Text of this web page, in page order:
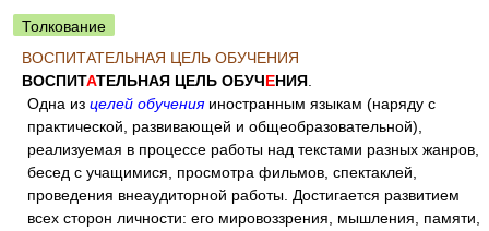
Толкование
ВОСПИТАТЕЛЬНАЯ ЦЕЛЬ ОБУЧЕНИЯ
ВОСПИТАТЕЛЬНАЯ ЦЕЛЬ ОБУЧЕНИЯ
Одна из целей обучения иностранным языкам (наряду с
практической, развивающей и общеобразовательной),
реализуемая в процессе работы над текстами разных жанров,
бесед с учащимися, просмотра фильмов, спектаклей,
проведения внеаудиторной работы. Достигается развитием
всех сторон личности: его мировоззрения, мышления, памяти,